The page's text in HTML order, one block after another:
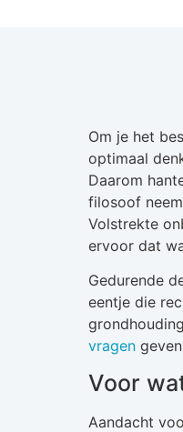
Om je het
optimaal
Daarom
filosoof
Volstrekte
ervoor dat
Gedurende
eentje die
vragen
Voor
Aandacht